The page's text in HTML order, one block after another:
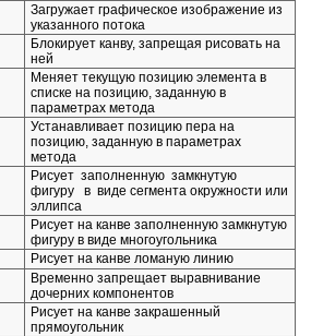
Загружает графическое изображение из
указанного потока
Блокирует канву, запрещая рисовать на
ней
Меняет текущую позицию элемента в
списке на позицию, заданную в
параметрах метода
Устанавливает позицию пера на
позицию, заданную в параметрах
метода
Рисует заполненную замкнутую
фигуру в виде сегмента окружности или
эллипса
Рисует на канве заполненную замкнутую
фигуру в виде многоугольника
Рисует на канве ломаную линию
Временно запрещает выравнивание
дочерних компонентов
Рисует на канве закрашенный
прямоугольник